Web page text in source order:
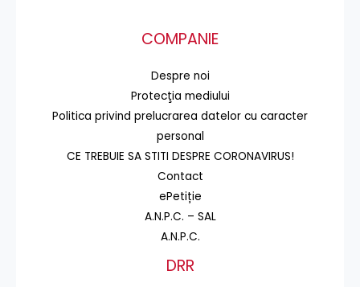
COMPANIE
Despre noi
Protecţia mediului
Politica privind prelucrarea datelor cu caracter
personal
CE TREBUIE SA STITI DESPRE CORONAVIRUS!
Contact
ePetiție
A.N.P.C. – SAL
A.N.P.C.
DRR